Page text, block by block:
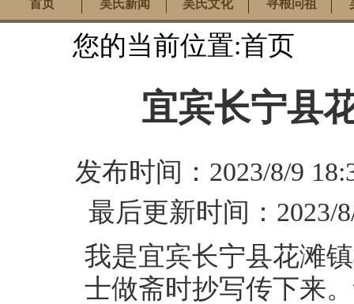
首页 吴氏新闻 吴氏文化 寻根问祖
您的当前位置:首页
宜宾长宁县
发布时间： 2023/8/9
最后更新时间： 2023/
我是宜宾长宁县花滩
士做斋时抄写传下来